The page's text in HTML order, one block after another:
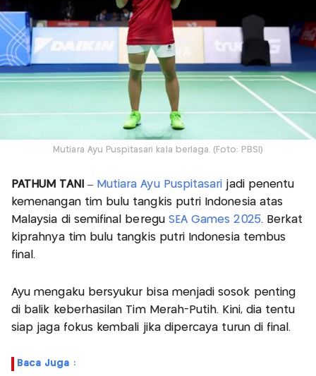
Mutiara Ayu Puspitasari kala berlaga. (Foto: PBSI)
PATHUM TANI– Mutiara Ayu Puspitasari jadi penentu
kemenangan tim bulu tangkis putri Indonesia atas
Malaysia di semifinal beregu SEA Games 2025. Berkat
kiprahnya tim bulu tangkis putri Indonesia tembus
final.
Ayu mengaku bersyukur bisa menjadi sosok penting
di balik keberhasilan Tim Merah-Putih. Kini, dia tentu
siap jaga fokus kembali jika dipercaya turun di final.
Baca Juga :